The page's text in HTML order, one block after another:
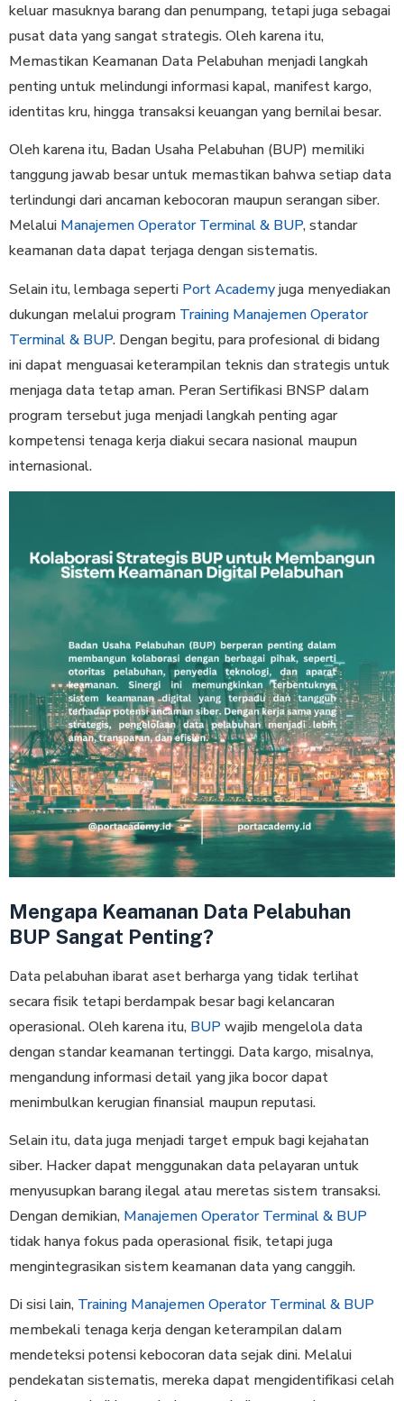
keluar masuknya barang dan penumpang, tetapi juga sebagai
pusat data yang sangat strategis. Oleh karena itu,
Memastikan Keamanan Data Pelabuhan menjadi langkah
penting untuk melindungi informasi kapal, manifest kargo,
identitas kru, hingga transaksi keuangan yang bernilai besar.
Oleh karena itu, Badan Usaha Pelabuhan (BUP) memiliki
tanggung jawab besar untuk memastikan bahwa setiap data
terlindungi dari ancaman kebocoran maupun serangan siber.
Melalui Manajemen Operator Terminal & BUP, standar
keamanan data dapat terjaga dengan sistematis.
Selain itu, lembaga seperti Port Academyjuga menyediakan
dukungan melalui program Training Manajemen Operator
Terminal & BUP. Dengan begitu, para profesional di bidang
ini dapat menguasai keterampilan teknis dan strategis untuk
menjaga data tetap aman. Peran Sertifikasi BNSP dalam
program tersebut juga menjadi langkah penting agar
kompetensi tenaga kerja diakui secara nasional maupun
internasional.
Mengapa Keamanan Data Pelabuhan
BUP Sangat Penting?
Data pelabuhan ibarat aset berharga yang tidak terlihat
secara fisik tetapi berdampak besar bagi kelancaran
operasional. Oleh karena itu, BUP wajib mengelola data
dengan standar keamanan tertinggi. Data kargo, misalnya,
mengandung informasi detail yang jika bocor dapat
menimbulkan kerugian finansial maupun reputasi.
Selain itu, data juga menjadi target empuk bagi kejahatan
siber. Hacker dapat menggunakan data pelayaran untuk
menyusupkan barang ilegal atau meretas sistem transaksi.
Dengan demikian, Manajemen Operator Terminal & BUP
tidak hanya fokus pada operasional fisik, tetapi juga
mengintegrasikan sistem keamanan data yang canggih.
Di sisi lain, Training Manajemen Operator Terminal & BUP
membekali tenaga kerja dengan keterampilan dalam
mendeteksi potensi kebocoran data sejak dini. Melalui
pendekatan sistematis, mereka dapat mengidentifikasi celah